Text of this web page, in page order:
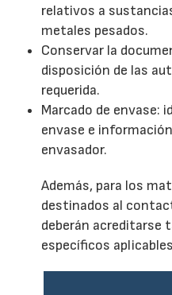
relativos a
metales pesados.
Conservar la
disposición de las
requerida.
Marcado de envase:
envase e
envasador.
Además, para los
destinados al
deberán acreditarse
específicos